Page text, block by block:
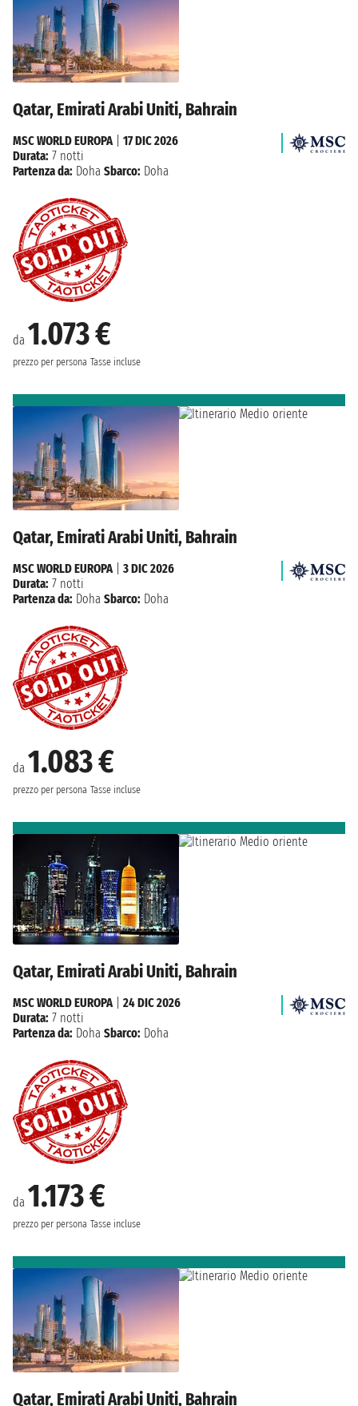
Qatar, Emirati Arabi Uniti, Bahrain
da 1.073 €
prezzo per persona Tasse incluse
MSC WORLD EUROPA| 17 DIC 2026
Durata: 7 notti
Partenza da: Doha Sbarco: Doha
Qatar, Emirati Arabi Uniti, Bahrain
da 1.083 €
prezzo per persona Tasse incluse
MSC WORLD EUROPA
3 DIC 2026
Durata: 7 notti
Partenza da: Doha Sbarco: Doha
Qatar, Emirati Arabi Uniti, Bahrain
da 1.173 €
prezzo per persona Tasse incluse
MSC WORLD EUROPA| 24 DIC 2026
Durata: 7 notti
Partenza da: Doha Sbarco: Doha
Qatar, Emirati Arabi Uniti, Bahrain